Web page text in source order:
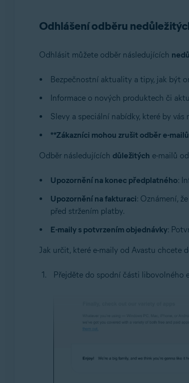
Všechny podporované operační systémy
Odhlášení odběru
Odhlásit můžete odběr následujících
Bezpečnostní aktuality a tipy, jak být
Informace o nových produktech či
Slevy a speciální nabídky, které by vás
**Zákazníci mohou zrušit odběr e-
Odběr následujících důležitých e-mailů
Upozornění na konec předplatného:
Upozornění na fakturaci: Oznámení,
před stržením platby.
E-maily s potvrzením objednávky:
Jak určit, které e-maily od Avastu chcete
Přejděte do spodní části libovolného